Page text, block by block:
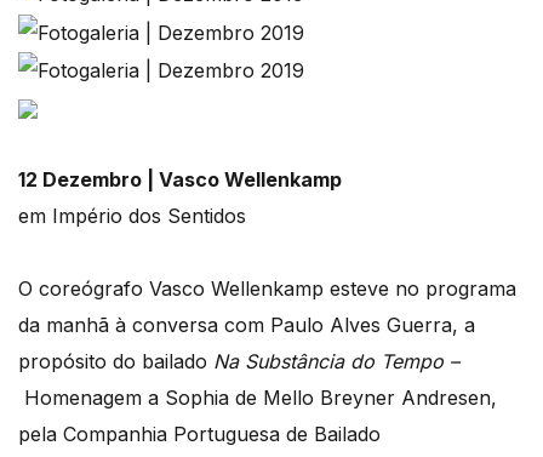
12 Dezembro | Vasco Wellenkamp
em Império dos Sentidos
O coreógrafo Vasco Wellenkamp esteve no programa
da manhã à conversa com Paulo Alves Guerra, a
propósito do bailado Na Substância do Tempo –
Homenagem a Sophia de Mello Breyner Andresen,
pela Companhia Portuguesa de Bailado